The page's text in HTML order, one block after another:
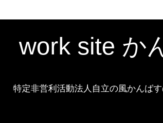
work site か
特定非営利活動法人自立の風かんばす